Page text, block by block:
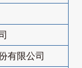
有限公司